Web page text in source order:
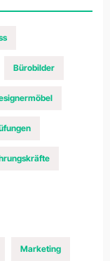
Bürobilder
Marketing